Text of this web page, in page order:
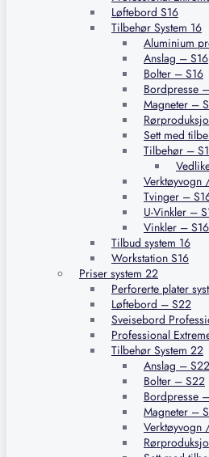
Løftebord S16
Tilbehør System 16
Aluminium
Anslag – S16
Bolter – S16
Bordpresse
Magneter –
Sett med
Tilbehør –
Verktøyvogn
Tvinger –
U-Vinkler –
Vinkler – S16
Tilbud system 16
Workstation S16
Priser system 22
Perforerte plater
Løftebord – S22
Sveisebord
Professional
Tilbehør System 22
Anslag – S22
Bolter – S22
Bordpresse
Magneter –
Verktøyvogn